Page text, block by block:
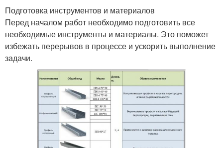
Подготовка инструментов и материалов
Перед началом работ необходимо подготовить все
необходимые инструменты и материалы. Это поможет
избежать перерывов в процессе и ускорить выполнение
задачи.